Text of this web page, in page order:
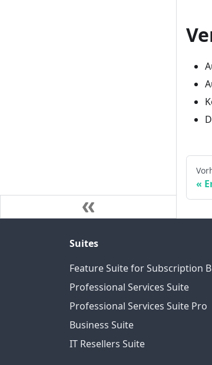
Suites
Feature Suite for Subscription
Professional Services Suite
Professional Services Suite Pro
Business Suite
IT Resellers Suite